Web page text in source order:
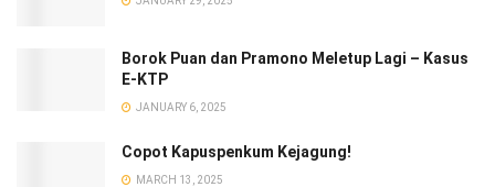
Borok Puan dan Pramono Meletup Lagi – Kasus
E-KTP
JANUARY 6, 2025
Copot Kapuspenkum Kejagung!
MARCH 13, 2025